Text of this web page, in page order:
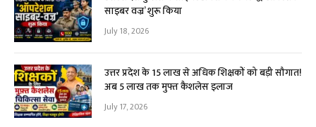
साइबर वज्र’ शुरू किया
July 18, 2026
उत्तर प्रदेश के 15 लाख से अधिक शिक्षकों को बड़ी सौगात!
अब ₹5 लाख तक मुफ्त कैशलेस इलाज
July 17, 2026